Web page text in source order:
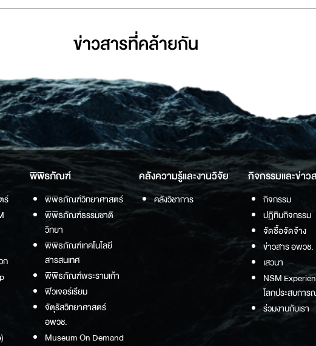
ข่าวสารที่่คล้ายกัน
ร์
ก
พิพิธภัณฑ์
พิพิธภัณฑ์วิทยาศาสตร์
พิพิธภัณฑ์ธรรมชาติ
วิทยา
พิพิธภัณฑ์เทคโนโลยี
สารสนเทศ
พิพิธภัณฑ์พระรามเก้า
ฟิวเจอร์เรียม
จัตุรัสวิทยาศาสตร์
อพวช.
Museum On Demand
คลังความรู้และงานวิจัย
คลังวิชาการ
กิจกรรมและข่าว
กิจกรรม
ปฏิทินกิจกรรม
จัดซื้อจัดจ้าง
ข่าวสาร อพวช.
เสวนา
NSM
โลกประสบกา
ร่วมงานกับเรา